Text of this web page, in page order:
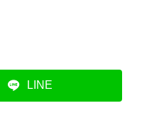
LINE